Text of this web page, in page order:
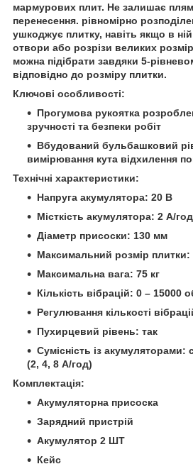
мармурових плит. Не залишає плям
перенесення. рівномірно
ушкоджує плитку, навіть якщо в
отвори або розрізи великих
можна підібрати завдяки 5-
відповідно до розміру плитки.
Ключові особливості:
Прогумова рукоятка
зручності та безпеки робіт
Вбудований бульбашковий
вимірювання кута відхилення
Технічні характеристики:
Напруга акумулятора: 20 В
Місткість акумулятора: 2 А/год
Діаметр присоски: 130 мм
Максимальний розмір плитки:
Максимальна вага: 75 кг
Кількість вібрацій: 0 – 15000
Регулювання кількості
Пухирцевий рівень: так
Сумісність із акумуляторами:
(2, 4, 8 А/год)
Комплектація:
Акумуляторна присоска
Зарядний пристрій
Акумулятор 2 ШТ
Кейс